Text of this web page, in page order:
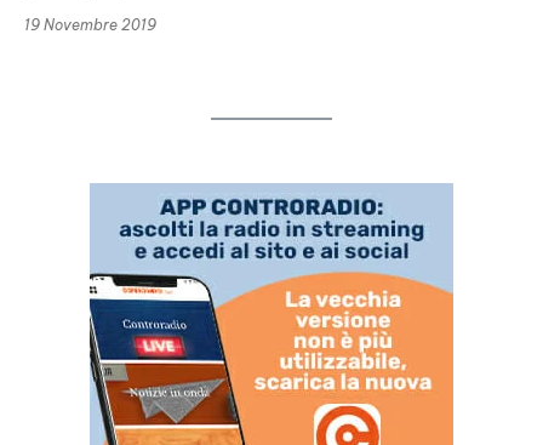
19 Novembre 2019